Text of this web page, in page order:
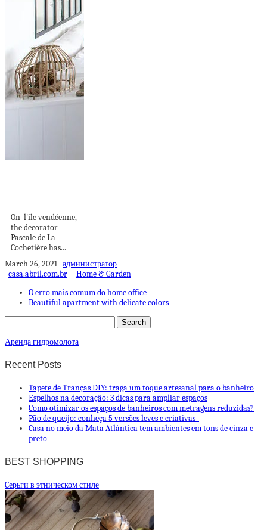
On l'île vendéenne,
the decorator
Pascale de La
Cochetière has...
March 26, 2021 администратор
casa.abril.com.br
Home & Garden
O erro mais comum do home office
Beautiful apartment with delicate colors
Аренда гидромолота
Recent Posts
Tapete de Tranças DIY: traga um toque artesanal para o banheiro
Espelhos na decoração: 3 dicas para ampliar espaços
Como otimizar os espaços de banheiros com metragens reduzidas?
Pão de queijo: conheça 5 versões leves e criativas
Casa no meio da Mata Atlântica tem ambientes em tons de cinza e
preto
BEST SHOPPING
Cерьги в этническом стиле